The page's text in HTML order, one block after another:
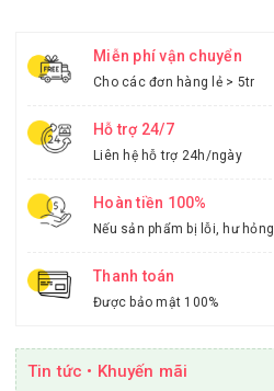
Miễn phí vận chuyển
Cho các đơn hàng lẻ > 5tr
Hỗ trợ 24/7
Liên hệ hỗ trợ 24h/ngày
Hoàn tiền 100%
Nếu sản phẩm bị lỗi, hư hỏng
Thanh toán
Được bảo mật 100%
Tin tức • Khuyến mãi